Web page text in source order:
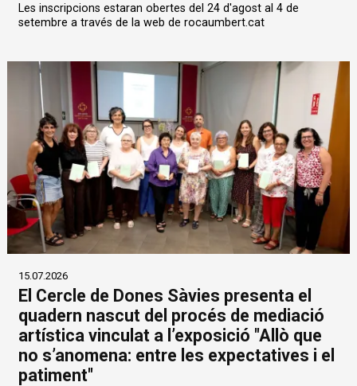
Les inscripcions estaran obertes del 24 d'agost al 4 de
setembre a través de la web de rocaumbert.cat
15.07.2026
El Cercle de Dones Sàvies presenta el
quadern nascut del procés de mediació
artística vinculat a l’exposició "Allò que
no s’anomena: entre les expectatives i el
patiment"